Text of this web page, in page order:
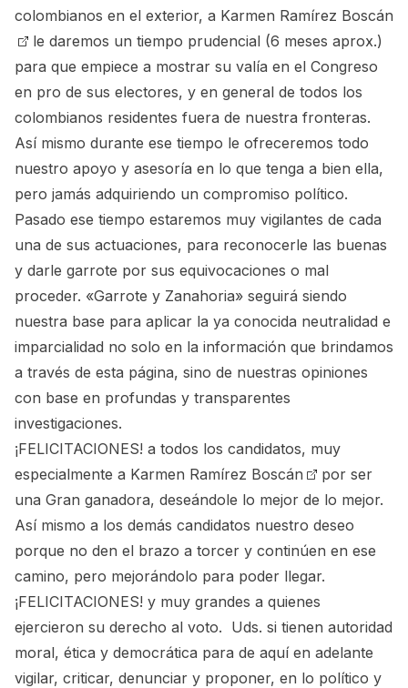
colombianos en el exterior, a Karmen Ramírez Boscán
le daremos un tiempo prudencial (6 meses aprox.)
para que empiece a mostrar su valía en el Congreso
en pro de sus electores, y en general de todos los
colombianos residentes fuera de nuestra fronteras.
Así mismo durante ese tiempo le ofreceremos todo
nuestro apoyo y asesoría en lo que tenga a bien ella,
pero jamás adquiriendo un compromiso político.
Pasado ese tiempo estaremos muy vigilantes de cada
una de sus actuaciones, para reconocerle las buenas
y darle garrote por sus equivocaciones o mal
proceder. «Garrote y Zanahoria» seguirá siendo
nuestra base para aplicar la ya conocida neutralidad e
imparcialidad no solo en la información que brindamos
a través de esta página, sino de nuestras opiniones
con base en profundas y transparentes
investigaciones.
¡FELICITACIONES! a todos los candidatos, muy
especialmente a Karmen Ramírez Boscán
por ser
una Gran ganadora, deseándole lo mejor de lo mejor.
Así mismo a los demás candidatos nuestro deseo
porque no den el brazo a torcer y continúen en ese
camino, pero mejorándolo para poder llegar.
¡FELICITACIONES! y muy grandes a quienes
ejercieron su derecho al voto. Uds. si tienen autoridad
moral, ética y democrática para de aquí en adelante
vigilar, criticar, denunciar y proponer, en lo político y